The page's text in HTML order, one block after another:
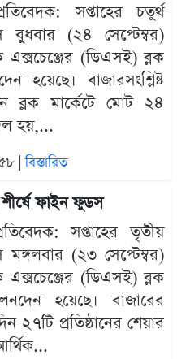
সপ্তাহের চতুর্থ
বুধবার (২৪ সেপ্টেম্বর)
এক্সচেঞ্জের (ডিএসই) ব্লক
হয়েছে। বাজারসংশ্লিষ্ট
ব্লক মার্কেটে মোট ২৪
হয়,...
|বিস্তারিত
ফাইন ফুডস
সপ্তাহের তৃতীয়
মঙ্গলবার (২৩ সেপ্টেম্বর)
এক্সচেঞ্জের (ডিএসই) ব্লক
হয়েছে। বাজারের
২৭টি প্রতিষ্ঠানের শেয়ার